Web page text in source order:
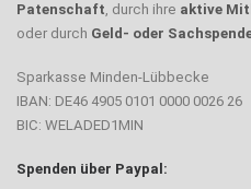
Patenschaft, durch ihre aktive
oder durch Geld- oder
Sparkasse Minden-Lübbecke
IBAN: DE46 4905 0101 0000 0026 26
BIC: WELADED1MIN
Spenden über Paypal: